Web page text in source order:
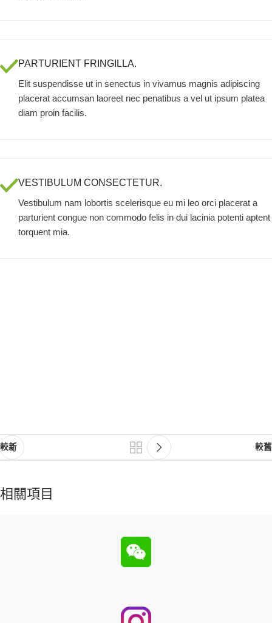
PARTURIENT FRINGILLA.
Elit suspendisse ut in senectus in vivamus magnis adipiscing
placerat accumsan laoreet nec penatibus a vel ut ipsum platea
diam proin facilis.
VESTIBULUM CONSECTETUR.
Vestibulum nam lobortis scelerisque eu mi leo orci placerat a
parturient congue non commodo felis in dui lacinia potenti aptent
torquent mia.
較新 較舊
相關項目
Et vestibulum quis a suspendisse